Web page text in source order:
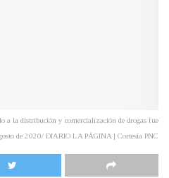
a la distribución y comercialización de drogas fue
de 2020/ DIARIO LA PÁGINA | Cortesía PNC